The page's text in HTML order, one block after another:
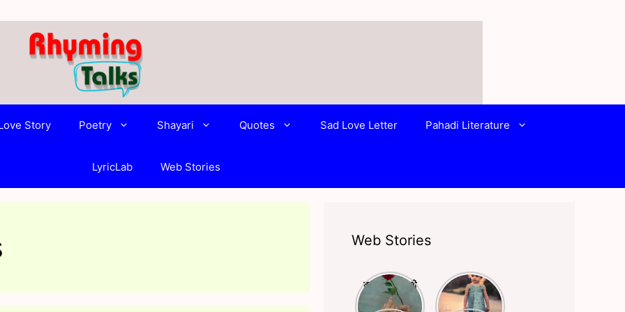
Story Poetry Shayari Quotes Sad Love Letter Pahadi Literature
LyricLab Web Stories
Web Stories
क्या आपने किसी
से प्यार किया है?
अगर हाँ तो ये
बचपन और
स्कूली life पर
लिखी बेहतरीन